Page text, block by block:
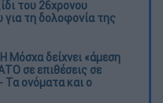
του 26χρονου
για τη δολοφονία της
Μόσχα δείχνει «άμεση
σε επιθέσεις σε
ονόματα και ο